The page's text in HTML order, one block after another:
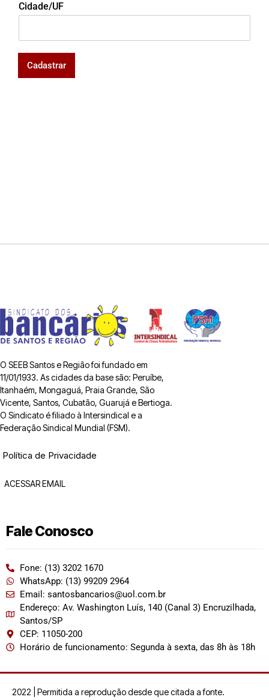
Cidade/UF
Cadastrar
O SEEB Santos e Região foi fundado em
11/01/1933. As cidades da base são: Peruíbe,
Itanhaém, Mongaguá, Praia Grande, São
Vicente, Santos, Cubatão, Guarujá e Bertioga.
O Sindicato é filiado à Intersindical e a
Federação Sindical Mundial (FSM).
Política de Privacidade
ACESSAR EMAIL
Fale Conosco
Fone: (13) 3202 1670
WhatsApp: (13) 99209 2964
Email: santosbancarios@uol.com.br
Endereço: Av. Washington Luís, 140 (Canal 3) Encruzilhada,
Santos/SP
CEP: 11050-200
Horário de funcionamento: Segunda à sexta, das 8h às 18h
2022 | Permitida a reprodução desde que citada a fonte.